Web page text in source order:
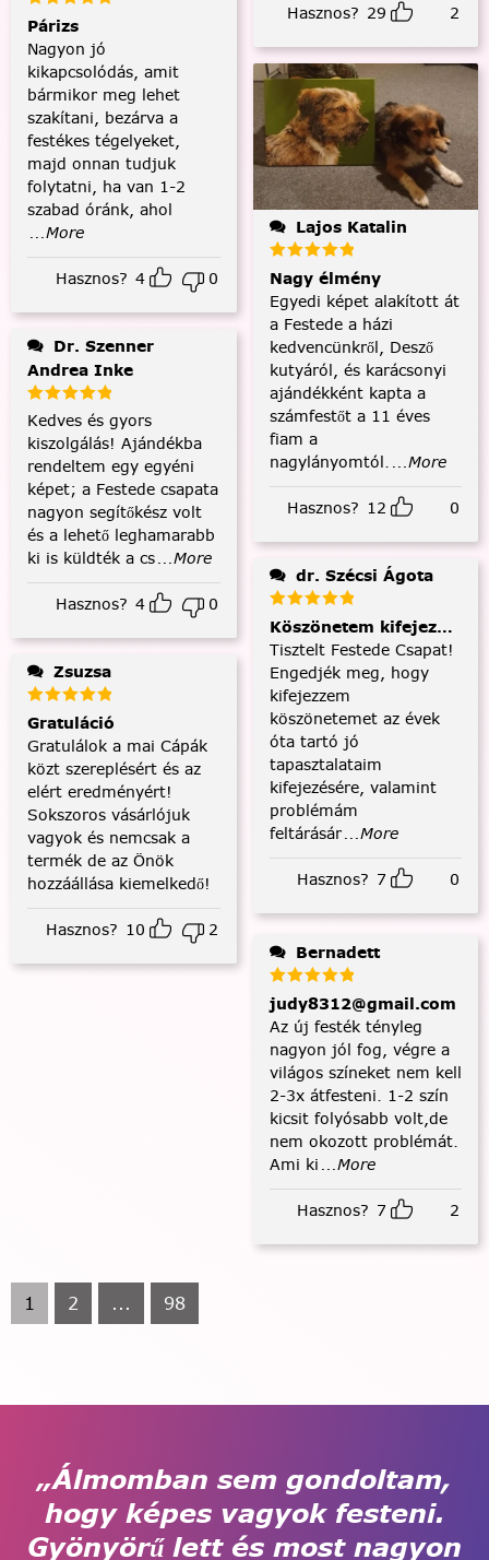
Párizs
Nagyon jó
kikapcsolódás, amit
bármikor meg lehet
szakítani, bezárva a
festékes tégelyeket,
majd onnan tudjuk
folytatni, ha van 1-2
szabad óránk, ahol
...More
Hasznos? 4 0
Andrea Inke
Kedves és gyors
kiszolgálás! Ajándékba
rendeltem egy egyéni
képet; a Festede csapata
nagyon segítőkész volt
és a lehető leghamarabb
ki is küldték a cs...More
Hasznos? 4 0
Zsuzsa
Gratuláció
Gratulálok a mai Cápák
közt szereplésért és az
elért eredményért!
Sokszoros vásárlójuk
vagyok és nemcsak a
termék de az Önök
hozzáállása kiemelkedő!
Hasznos? 10 2
Hasznos? 29 2
Lajos Katalin
Nagy élmény
Egyedi képet alakított át
a Festede a házi
kedvencünkről, Desző
kutyáról, és karácsonyi
ajándékként kapta a
számfestőt a 11 éves
fiam a
nagylányomtól. ...More
Hasznos? 12 0
dr. Szécsi Ágota
Köszönetem kifejezése
Tisztelt Festede Csapat!
Engedjék meg, hogy
kifejezzem
köszönetemet az évek
óta tartó jó
tapasztalataim
kifejezésére, valamint
problémám
feltárásár...More
Hasznos? 7 0
Bernadett
judy8312@gmail.com
Az új festék tényleg
nagyon jól fog, végre a
világos színeket nem kell
2-3x átfesteni. 1-2 szín
kicsit folyósabb volt,de
nem okozott problémát.
Ami ki ...More
Hasznos? 7 2
1 2 ... 98
„Álmomban sem gondoltam,
hogy képes vagyok festeni.
Gyönyörű lett és most nagyon